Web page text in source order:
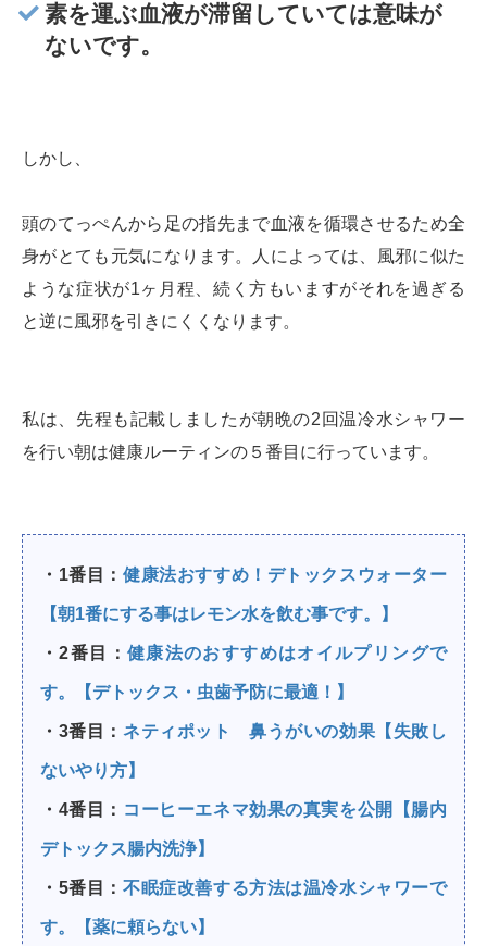
素を運ぶ血液が滞留していては意味が
ないです。
しかし、
頭のてっぺんから足の指先まで血液を循環させるため全
身がとても元気になります。人によっては、風邪に似た
ような症状が1ヶ月程、続く方もいますがそれを過ぎる
と逆に風邪を引きにくくなります。
私は、先程も記載しましたが朝晩の2回温冷水シャワー
を行い朝は健康ルーティンの５番目に行っています。
・1番目： 健康法おすすめ！デトックスウォーター
【朝1番にする事はレモン水を飲む事です。】
・2番目： 健康法のおすすめはオイルプリングで
す。【デトックス・虫歯予防に最適！】
・3番目： ネティポット 鼻うがいの効果【失敗し
ないやり方】
・4番目： コーヒーエネマ効果の真実を公開【腸内
デトックス腸内洗浄】
・5番目： 不眠症改善する方法は温冷水シャワーで
す。【薬に頼らない】